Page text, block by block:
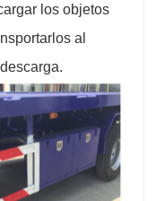
los objetos
al